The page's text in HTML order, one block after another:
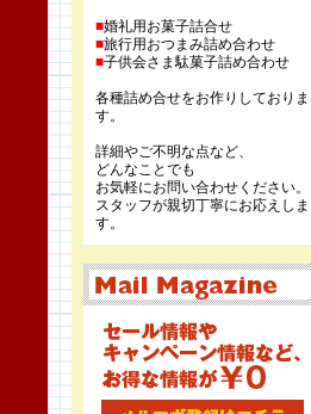
■婚礼用お菓子詰合せ
■旅行用おつまみ詰め合わせ
■子供会さま駄菓子詰め合わせ
各種詰め合せをお作りしておりま
す。
詳細やご不明な点など、
どんなことでも
お気軽にお問い合わせください。
スタッフが親切丁寧にお応えしま
す。